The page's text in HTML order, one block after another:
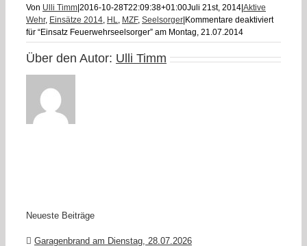
Von Ulli Timm 2016-10-28T22:09:38+01:00Juli 21st, 2014 Aktive
Wehr, Einsätze 2014, HL, MZF, Seelsorger Kommentare deaktiviert
für “Einsatz Feuerwehrseelsorger” am Montag, 21.07.2014
Über den Autor: Ulli Timm
Neueste Beiträge
Garagenbrand am Dienstag, 28.07.2026